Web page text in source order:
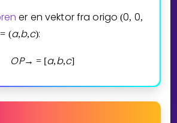
er en vektor fra origo(0, 0,
= (a,b,c):
OP→ = [a,b,c]